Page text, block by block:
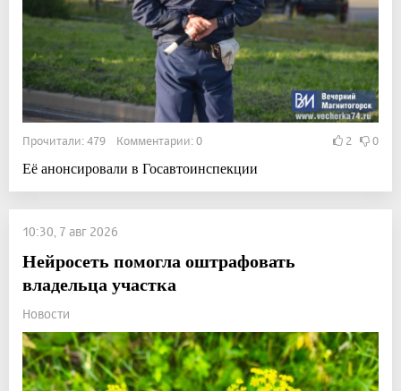
Прочитали: 479 Комментарии: 0 2 0
Её анонсировали в Госавтоинспекции
10:30, 7 авг 2026
Нейросеть помогла оштрафовать
владельца участка
Новости